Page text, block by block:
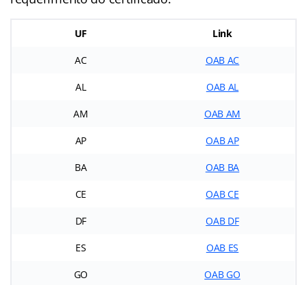
UF Link
AC OAB AC
AL OAB AL
AM OAB AM
AP OAB AP
BA OAB BA
CE OAB CE
DF OAB DF
ES OAB ES
GO OAB GO